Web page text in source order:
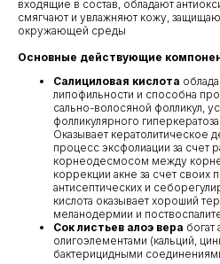
входящие в состав, обладают
смягчают и увлажняют кожу,
окружающей среды
Основные действующие
Салициловая кислота
липофильности и способна
сально-волосяной фолликул,
фолликулярного
Оказывает кератолитическое
процесс эксфолиации за счет
корнеодесмосом между
коррекции акне за счет своих
антисептических и
кислота оказывает хороший
меланодермии и
Сок листьев алоэ вера богат
олигоэлементами (кальций,
бактерицидными